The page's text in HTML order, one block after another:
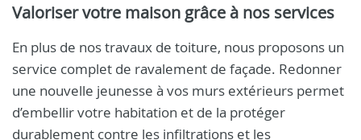
Valoriser votre maison grâce à nos services
En plus de nos travaux de toiture, nous proposons un
service complet de ravalement de façade. Redonner
une nouvelle jeunesse à vos murs extérieurs permet
d’embellir votre habitation et de la protéger
durablement contre les infiltrations et les